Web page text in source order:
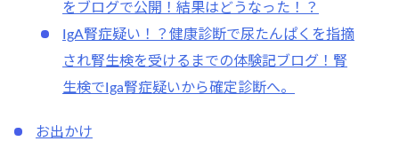
をブログで公開！結果はどうなった！？
IgA腎症疑い！？健康診断で尿たんぱくを指摘
され腎生検を受けるまでの体験記ブログ！腎
生検でIga腎症疑いから確定診断へ。
お出かけ